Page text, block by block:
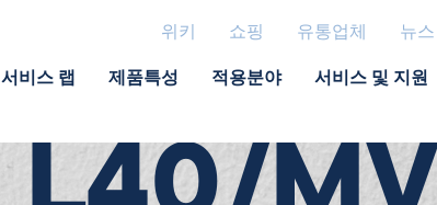
위키 쇼핑 유통업체 뉴스
서비스 랩 제품특성 적용분야 서비스 및 지원
수증기